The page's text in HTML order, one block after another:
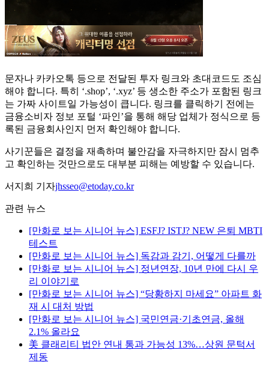
문자나 카카오톡 등으로 전달된 투자 링크와 초대코드도 조심
해야 합니다. 특히 ‘.shop’, ‘.xyz’ 등 생소한 주소가 포함된 링크
는 가짜 사이트일 가능성이 큽니다. 링크를 클릭하기 전에는
금융소비자 정보 포털 ‘파인’을 통해 해당 업체가 정식으로 등
록된 금융회사인지 먼저 확인해야 합니다.
사기꾼들은 결정을 재촉하며 불안감을 자극하지만 잠시 멈추
고 확인하는 것만으로도 대부분 피해는 예방할 수 있습니다.
서지희 기자jhsseo@etoday.co.kr
관련 뉴스
[만화로 보는 시니어 뉴스] ESFJ? ISTJ? NEW 은퇴 MBTI
테스트
[만화로 보는 시니어 뉴스] 독감과 감기, 어떻게 다를까
[만화로 보는 시니어 뉴스] 정년연장, 10년 만에 다시 우
리 이야기로
[만화로 보는 시니어 뉴스] “당황하지 마세요” 아파트 화
재 시 대처 방법
[만화로 보는 시니어 뉴스] 국민연금·기초연금, 올해
2.1% 올라요
美 클래리티 법안 연내 통과 가능성 13%…상원 문턱서
제동